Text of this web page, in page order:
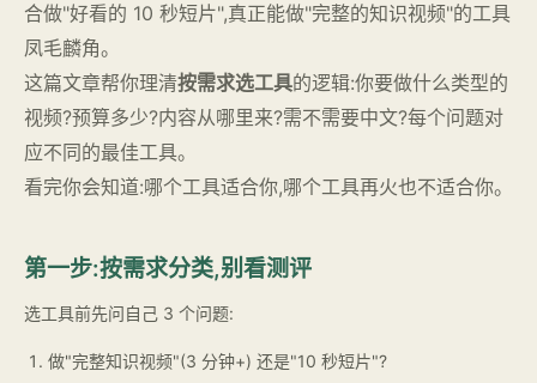
合做"好看的 10 秒短片",真正能做"完整的知识视频"的工具
凤毛麟角。
这篇文章帮你理清按需求选工具的逻辑:你要做什么类型的
视频?预算多少?内容从哪里来?需不需要中文?每个问题对
应不同的最佳工具。
看完你会知道:哪个工具适合你,哪个工具再火也不适合你。
第一步:按需求分类,别看测评
选工具前先问自己 3 个问题:
做"完整知识视频"(3 分钟+) 还是"10 秒短片"?